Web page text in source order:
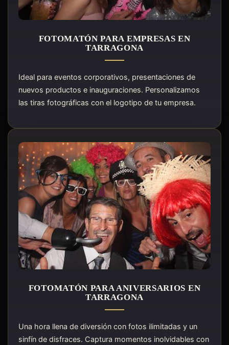
FOTOMATÓN PARA EMPRESAS EN
TARRAGONA
Ideal para eventos corporativos, presentaciones de
nuevos productos e inauguraciones. Personalizamos
las tiras fotográficas con el logotipo de tu empresa.
FOTOMATÓN PARA ANIVERSARIOS EN
TARRAGONA
Una hora llena de diversión con fotos ilimitadas y un
sinfín de disfraces. Captura momentos inolvidables con